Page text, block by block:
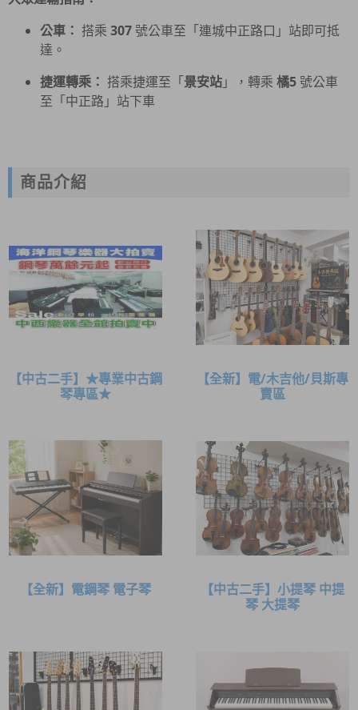
公車： 搭乘 307號公車至「連城中正路口」站即可抵
達。
捷運轉乘： 搭乘捷運至「景安站」，轉乘 橘5號公車
至「中正路」站下車
商品介紹
【中古二手】★專業中古鋼
琴專區★
【全新】電/木吉他/貝斯專
賣區
【全新】電鋼琴 電子琴
【中古二手】小提琴 中提
琴 大提琴